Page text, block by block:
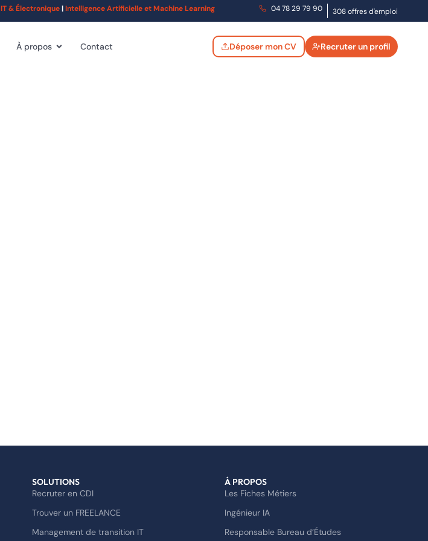
IT & Électronique|Intelligence Artificielle et Machine Learning 04 78 29 79 90 308 offres d'emploi
À propos Contact Déposer mon CV Recruter un profil
SOLUTIONS
Recruter en CDI
Trouver un FREELANCE
Management de transition IT
À PROPOS
Les Fiches Métiers
Ingénieur IA
Responsable Bureau d’Études